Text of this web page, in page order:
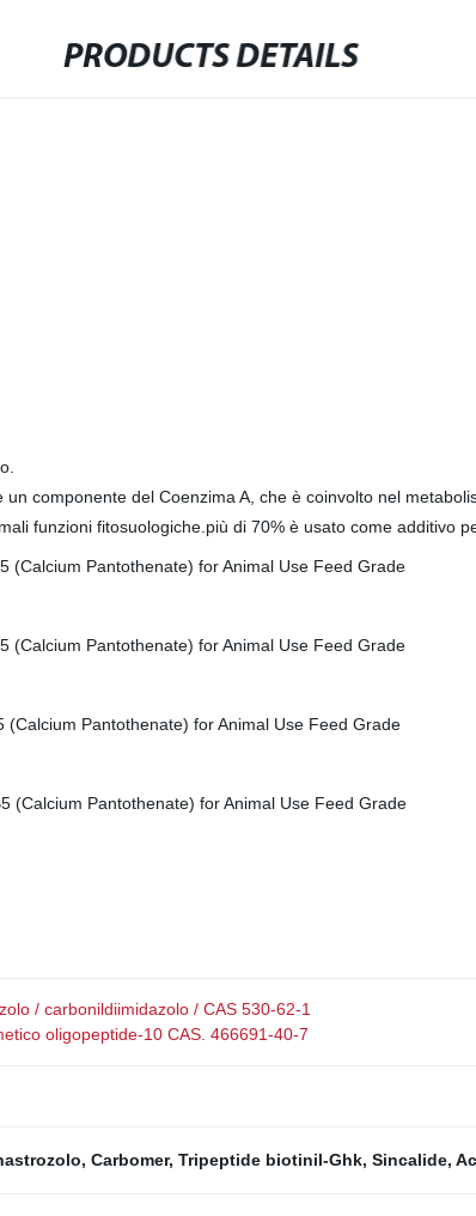
PRODUCTS DETAILS
componente del Coenzima A, che è coinvolto nel
funzioni fitosuologiche.più di 70% è usato come additivo
/ carbonildiimidazolo / CAS 530-62-1
oligopeptide-10 CAS. 466691-40-7
, Carbomer, Tripeptide biotinil-Ghk, Sincalide,